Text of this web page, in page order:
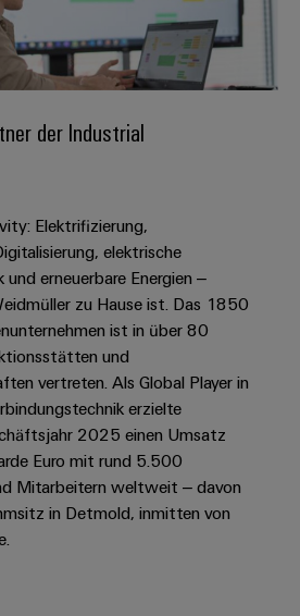
der Industrial
Elektrifizierung,
elektrische
erneuerbare Energien –
zu Hause ist. Das 1850
ist in über 80
und
vertreten. Als Global Player in
erzielte
2025 einen Umsatz
Euro mit rund 5.500
Mitarbeitern weltweit – davon
in Detmold, inmitten von